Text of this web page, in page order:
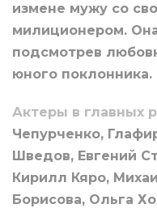
измене мужу со
милиционером.
подсмотрев
юного поклонника.
Актеры в главных
Чепурченко,
Шведов, Евгений
Кирилл Кяро,
Борисова, Ольга